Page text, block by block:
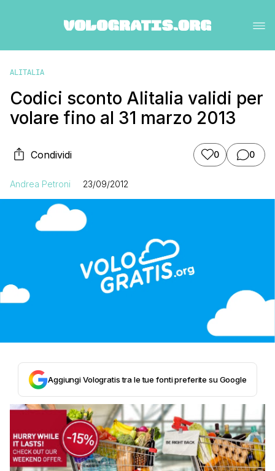
ALITALIA
Codici sconto Alitalia validi per
volare fino al 31 marzo 2013
Condividi 0 0
Andrea Petroni 23/09/2012
Aggiungi Vologratis tra le tue fonti preferite su Google